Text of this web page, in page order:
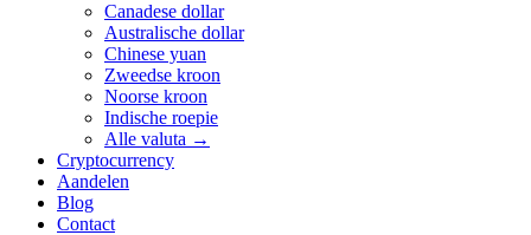
Canadese dollar
Australische dollar
Chinese yuan
Zweedse kroon
Noorse kroon
Indische roepie
Alle valuta →
Cryptocurrency
Aandelen
Blog
Contact